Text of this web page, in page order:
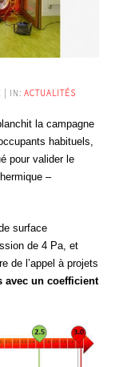
| IN: ACTUALITÉS
la campagne
habituels,
pour valider le
–
surface
de 4 Pa, et
de l’appel à projets
avec un coefficient